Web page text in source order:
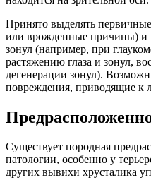
Принято выделять
или врожденные причины) и
зонул (например, при
растяжению глаза и зонул,
дегенерации зонул).
повреждения, приводящие к
Существует породная
патологии, особенно у
других вывихи хрусталика